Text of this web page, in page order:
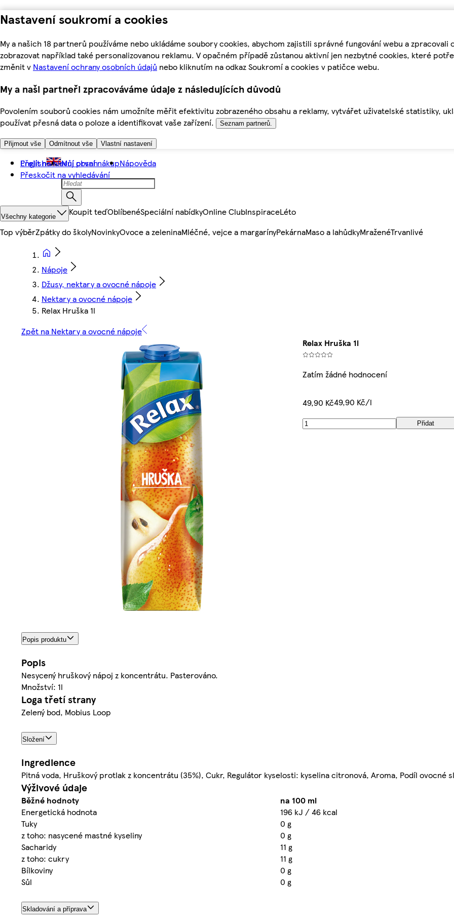
Nastavení soukromí a cookies
My a našich 18 partnerů používáme nebo ukládáme soubory cookies, abychom zajistili správné fungování webu a
zobrazovat například také personalizovanou reklamu. V opačném případě zůstanou aktivní jen nezbytné cookies, které
změnit v Nastavení ochrany osobních údajů nebo kliknutím na odkaz Soukromí a cookies v patičce webu.
My a naši partneři zpracováváme údaje z následujících důvodů
Povolením souborů cookies nám umožníte měřit efektivitu zobrazeného obsahu a reklamy, vytvářet uživatelské statistiky,
používat přesná data o poloze a identifikovat vaše zařízení.
Seznam partnerů.
Přijmout vše Odmítnout vše Vlastní nastavení
Přejít na hlavní obsah
Přeskočit na vyhledávání
English Můj první nákupNápověda
Všechny kategorie Koupit teďOblíbenéSpeciální nabídkyOnline ClubInspiraceLéto
Top výběrZpátky do školyNovinkyOvoce a zeleninaMléčné, vejce a margarínyPekárnaMaso a lahůdkyMraženéTrvanlivé
Nápoje
Džusy, nektary a ovocné nápoje
Nektary a ovocné nápoje
Relax Hruška 1l
Zpět na Nektary a ovocné nápoje
Relax Hruška 1l
Zatím žádné hodnocení
49,90 Kč49,90 Kč/l
Přidat
Popis produktu
Popis
Nesycený hruškový nápoj z koncentrátu. Pasterováno.
Množství: 1l
Loga třetí strany
Zelený bod, Mobius Loop
Složení
Ingredience
Pitná voda, Hruškový protlak z koncentrátu (35%), Cukr, Regulátor kyselosti: kyselina citronová, Aroma, Podíl ovocné
Výživové údaje
Běžné hodnoty
na 100 ml
Energetická hodnota
196 kJ / 46 kcal
Tuky
0 g
z toho: nasycené mastné kyseliny
0 g
Sacharidy
11 g
z toho: cukry
11 g
Bílkoviny
0 g
Sůl
0 g
Skladování a příprava